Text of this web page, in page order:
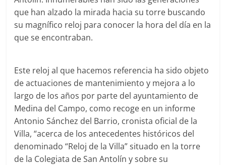
que han alzado la mirada hacia su torre buscando
su magnífico reloj para conocer la hora del día en la
que se encontraban.
Este reloj al que hacemos referencia ha sido objeto
de actuaciones de mantenimiento y mejora a lo
largo de los años por parte del ayuntamiento de
Medina del Campo, como recoge en un informe
Antonio Sánchez del Barrio, cronista oficial de la
Villa, “acerca de los antecedentes históricos del
denominado “Reloj de la Villa” situado en la torre
de la Colegiata de San Antolín y sobre su